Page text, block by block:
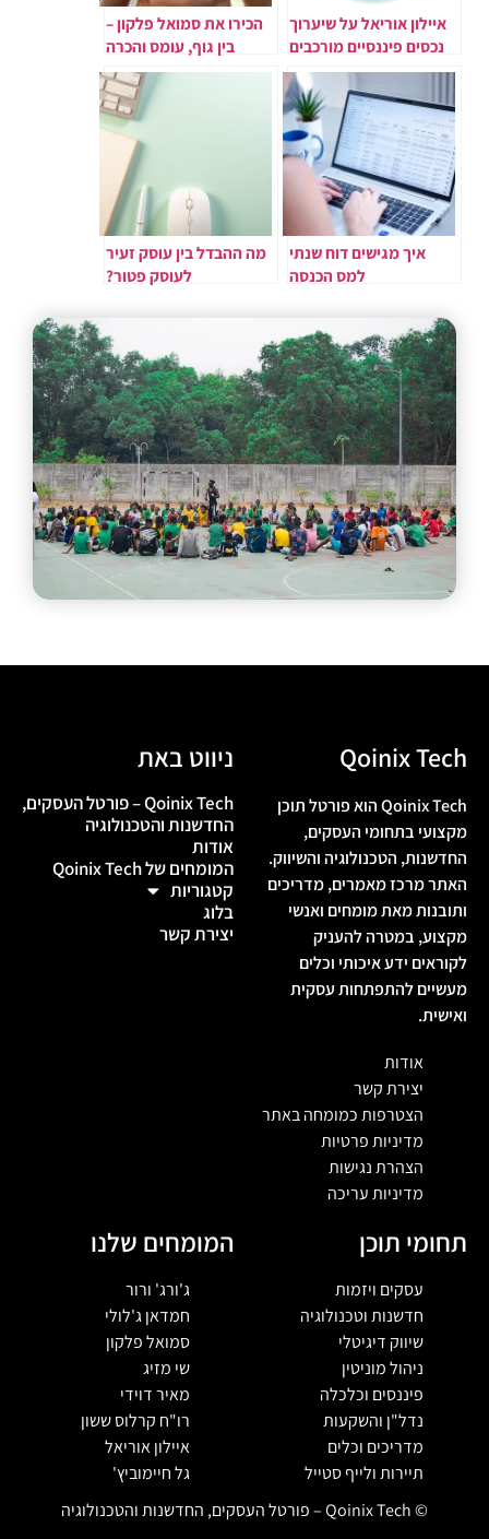
איילון אוריאל על שיערוך
נכסים פיננסיים מורכבים
הכירו את סמואל פלקון –
בין גוף, עומס והכרה
איך מגישים דוח שנתי
למס הכנסה
מה ההבדל בין עוסק זעיר
לעוסק פטור?
Qoinix Tech
Qoinix Tech הוא פורטל תוכן
מקצועי בתחומי העסקים,
החדשנות, הטכנולוגיה והשיווק.
האתר מרכז מאמרים, מדריכים
ותובנות מאת מומחים ואנשי
מקצוע, במטרה להעניק
לקוראים ידע איכותי וכלים
מעשיים להתפתחות עסקית
ואישית.
אודות
יצירת קשר
הצטרפות כמומחה באתר
מדיניות פרטיות
הצהרת נגישות
מדיניות עריכה
ניווט באת
Qoinix Tech – פורטל העסקים,
החדשנות והטכנולוגיה
אודות
המומחים של Qoinix Tech
קטגוריות
בלוג
יצירת קשר
תחומי תוכן
עסקים ויזמות
חדשנות וטכנולוגיה
שיווק דיגיטלי
ניהול מוניטין
פיננסים וכלכלה
נדל"ן והשקעות
מדריכים וכלים
תיירות ולייף סטייל
המומחים שלנו
ג'ורג' ורור
חמדאן ג'לולי
סמואל פלקון
שי מזיג
מאיר דוידי
רו"ח קרלוס ששון
איילון אוריאל
גל חיימוביץ'
© Qoinix Tech – פורטל העסקים, החדשנות והטכנולוגיה